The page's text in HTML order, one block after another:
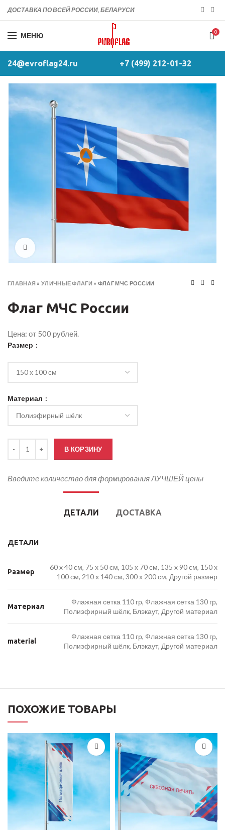
ДОСТАВКА ПО ВСЕЙ РОССИИ, БЕЛАРУСИ
МЕНЮ 0
24@evroflag24.ru +7 (499) 212-01-32
ГЛАВНАЯ »УЛИЧНЫЕ ФЛАГИ » ФЛАГ МЧС РОССИИ
Флаг МЧС России
Цена: от 500 рублей.
Размер
Материал
В КОРЗИНУ
Введите количество для формирования ЛУЧШЕЙ цены
ДЕТАЛИ ДОСТАВКА
ДЕТАЛИ
Размер
60 x 40 см, 75 x 50 см, 105 x 70 см, 135 x 90 см, 150 x
100 см, 210 x 140 см, 300 x 200 см, Другой размер
Материал
Флажная сетка 110 гр, Флажная сетка 130 гр,
Полиэфирный шёлк, Блэкаут, Другой материал
material
Флажная сетка 110 гр, Флажная сетка 130 гр,
Полиэфирный шёлк, Блэкаут, Другой материал
ПОХОЖИЕ ТОВАРЫ